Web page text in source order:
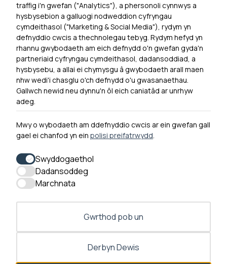
Dewislen Troedyn
Newyddion
Ymuno â ni
Hygyrchedd
Hysbysiad Preifatrwydd
Cysylltu â ni
0300 790 0203 Mae ein llinell ffôn ar agor rhwng 10yb-
4yp Dydd Llun - Dydd Gwener
traffig i'n gwefan ("Analytics"), a phersonoli cynnwys a
hysbysebion a galluogi nodweddion cyfryngau
cymdeithasol ("Marketing & Social Media"), rydym yn
defnyddio cwcis a thechnolegau tebyg. Rydym hefyd yn
rhannu gwybodaeth am eich defnydd o'n gwefan gyda'n
partneriaid cyfryngau cymdeithasol, dadansoddiad, a
hysbysebu, a allai ei chymysgu â gwybodaeth arall maen
nhw wedi'i chasglu o'ch defnydd o'u gwasanaethau.
Gallwch newid neu dynnu'n ôl eich caniatâd ar unrhyw
adeg.
Mwy o wybodaeth am ddefnyddio cwcis ar ein gwefan gall
gael ei chanfod yn ein polisi preifatrwydd.
Swyddogaethol
Dadansoddeg
Marchnata
Gwrthod pob un
Derbyn Dewis